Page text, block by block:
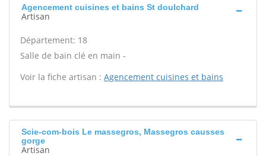
Agencement cuisines et bains St doulchard
Artisan
Département: 18
Salle de bain clé en main -
Voir la fiche artisan : Agencement cuisines et bains
Scie-com-bois Le massegros, Massegros causses
gorge
Artisan